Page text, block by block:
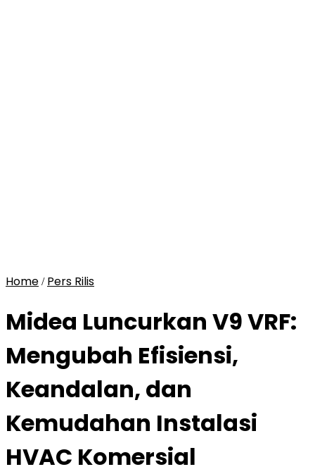
Home / Pers Rilis
Midea Luncurkan V9 VRF:
Mengubah Efisiensi,
Keandalan, dan
Kemudahan Instalasi
HVAC Komersial